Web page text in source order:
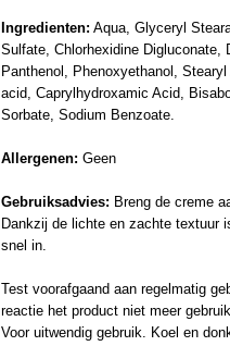
Ingredienten: Aqua, Glyceryl
Sulfate, Chlorhexidine Digluconate,
Panthenol, Phenoxyethanol,
acid, Caprylhydroxamic Acid,
Sorbate, Sodium Benzoate.
Allergenen: Geen
Gebruiksadvies: Breng de creme
Dankzij de lichte en zachte textuur
snel in.
Test voorafgaand aan regelmatig
reactie het product niet meer
Voor uitwendig gebruik. Koel en